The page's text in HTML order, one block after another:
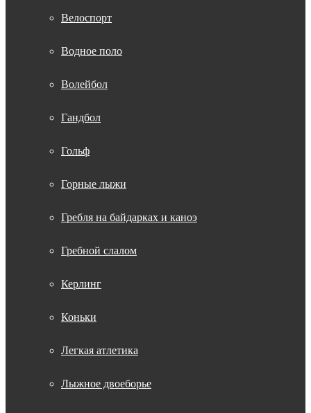
Велоспорт
Водное поло
Волейбол
Гандбол
Гольф
Горные лыжи
Гребля на байдарках и каноэ
Гребной слалом
Керлинг
Коньки
Легкая атлетика
Лыжное двоеборье